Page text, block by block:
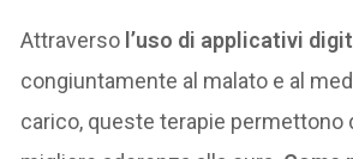
Attraverso l’uso di applicativi
congiuntamente al malato e al
carico, queste terapie permettono